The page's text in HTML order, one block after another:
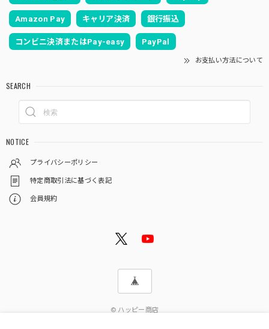
Amazon Pay キャリア決済 銀行振込
コンビニ決済またはPay-easy PayPal
お支払い方法について
SEARCH
NOTICE
プライバシーポリシー
特定商取引法に基づく表記
会員規約
© ハッピー商店